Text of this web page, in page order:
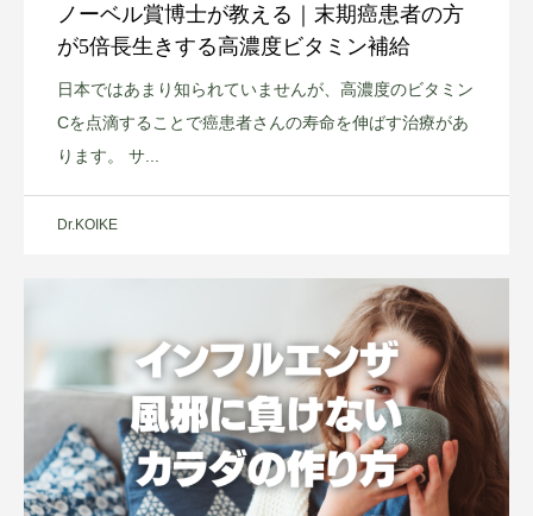
ノーベル賞博士が教える｜末期癌患者の方
が5倍長生きする高濃度ビタミン補給
日本ではあまり知られていませんが、高濃度のビタミン
Cを点滴することで癌患者さんの寿命を伸ばす治療があ
ります。 サ...
Dr.KOIKE